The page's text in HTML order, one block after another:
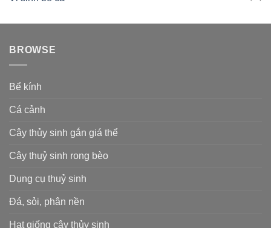
BROWSE
Bể kính
Cá cảnh
Cây thủy sinh gắn giá thể
Cây thuỷ sinh rong bèo
Dụng cụ thuỷ sinh
Đá, sỏi, phân nền
Hạt giống cây thủy sinh